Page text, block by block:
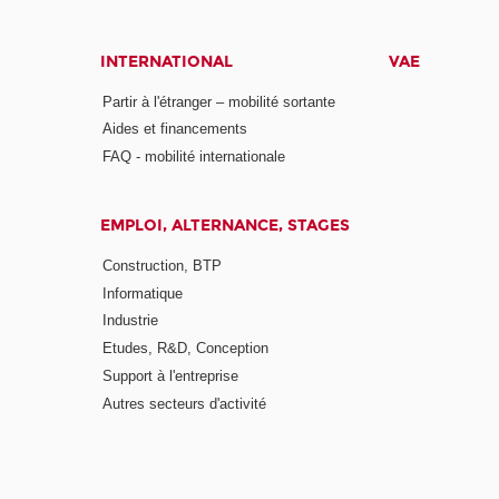
INTERNATIONAL
Partir à l'étranger – mobilité sortante
Aides et financements
FAQ - mobilité internationale
VAE
EMPLOI, ALTERNANCE, STAGES
Construction, BTP
Informatique
Industrie
Etudes, R&D, Conception
Support à l'entreprise
Autres secteurs d'activité